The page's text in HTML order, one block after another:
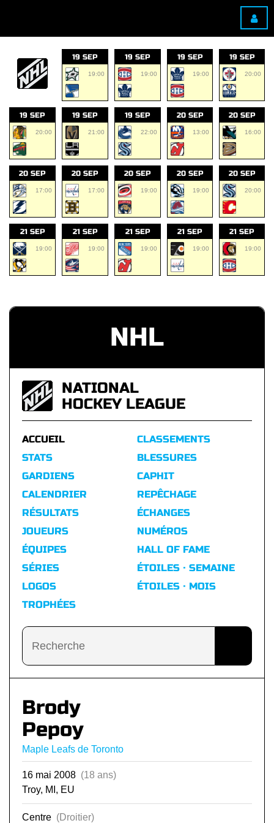
19 SEP
19:00
19 SEP
19:00
19 SEP
19:00
19 SEP
20:00
19 SEP
20:00
19 SEP
21:00
19 SEP
22:00
20 SEP
13:00
20 SEP
16:00
20 SEP
17:00
20 SEP
17:00
20 SEP
19:00
20 SEP
19:00
20 SEP
20:00
21 SEP
19:00
21 SEP
19:00
21 SEP
19:00
21 SEP
19:00
21 SEP
19:00
NHL
NATIONAL
HOCKEY LEAGUE
ACCUEIL
STATS
GARDIENS
CALENDRIER
RÉSULTATS
CLASSEMENTS
BLESSURES
CAPHIT
REPÊCHAGE
ÉCHANGES
JOUEURS
ÉQUIPES
SÉRIES
LOGOS
TROPHÉES
NUMÉROS
HALL OF FAME
ÉTOILES · SEMAINE
ÉTOILES · MOIS
Brody
Pepoy
Maple Leafs de Toronto
16 mai 2008 (18 ans)
Troy, MI, EU
Centre (Droitier)